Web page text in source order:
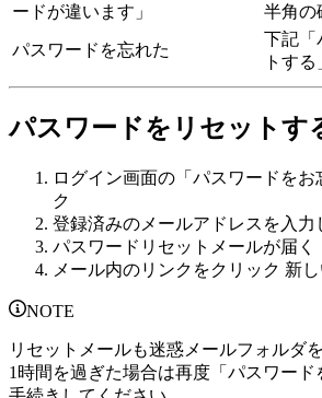
ードが違います」
半角の
パスワードを忘れた
下記「
トす
パスワードをリセットす
ログイン画面の「パスワードをお
ク
登録済みのメールアドレスを入力
パスワードリセットメールが届く
メール内のリンクをクリック 新
NOTE
リセットメールも迷惑メールフォルダ
1時間を過ぎた場合は再度「パスワード